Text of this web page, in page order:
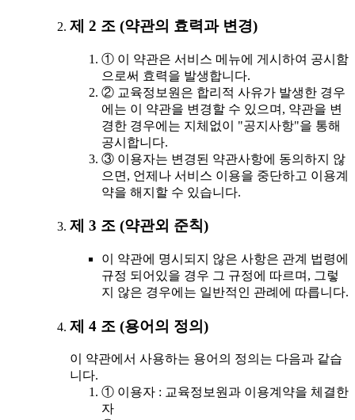
제 2 조 (약관의 효력과 변경)
① 이 약관은 서비스 메뉴에 게시하여 공시함
으로써 효력을 발생합니다.
② 교육정보원은 합리적 사유가 발생한 경우
에는 이 약관을 변경할 수 있으며, 약관을 변
경한 경우에는 지체없이 "공지사항"을 통해
공시합니다.
③ 이용자는 변경된 약관사항에 동의하지 않
으면, 언제나 서비스 이용을 중단하고 이용계
약을 해지할 수 있습니다.
제 3 조 (약관외 준칙)
이 약관에 명시되지 않은 사항은 관계 법령에
규정 되어있을 경우 그 규정에 따르며, 그렇
지 않은 경우에는 일반적인 관례에 따릅니다.
제 4 조 (용어의 정의)
이 약관에서 사용하는 용어의 정의는 다음과 같습
니다.
① 이용자 : 교육정보원과 이용계약을 체결한
자